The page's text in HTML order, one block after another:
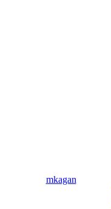
mkagan